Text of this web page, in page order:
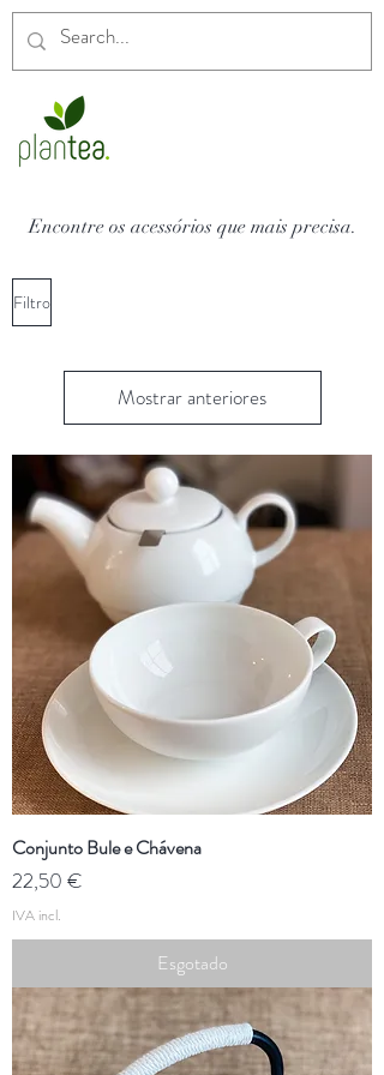
Encontre os acessórios que mais precisa.
Filtro
Mostrar anteriores
Conjunto Bule e Chávena
Preço
22,50 €
IVA incl.
Esgotado